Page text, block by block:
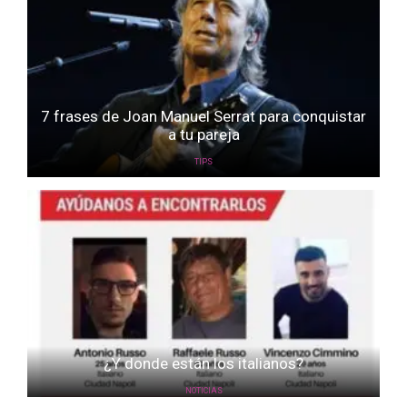
7 frases de Joan Manuel Serrat para conquistar
a tu pareja
TIPS
¿Y donde están los italianos?
NOTICIAS